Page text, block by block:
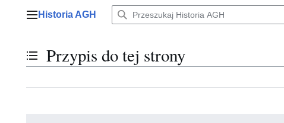
Menu główne
Historia AGH
Przełącz stan spisu treści
Przypis do tej strony